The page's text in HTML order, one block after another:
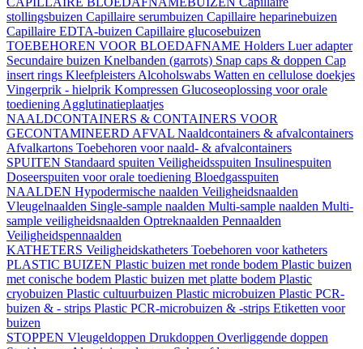
stollingsbuizen Capillaire serumbuizen Capillaire heparinebuizen
Capillaire EDTA-buizen Capillaire glucosebuizen
TOEBEHOREN VOOR BLOEDAFNAME Holders Luer adapter
Secundaire buizen Knelbanden (garrots) Snap caps & doppen Cap
insert rings Kleefpleisters Alcoholswabs Watten en cellulose doekjes
Vingerprik - hielprik Kompressen Glucoseoplossing voor orale
toediening Agglutinatieplaatjes
NAALDCONTAINERS & CONTAINERS VOOR
GECONTAMINEERD AFVAL Naaldcontainers & afvalcontainers
Afvalkartons Toebehoren voor naald- & afvalcontainers
SPUITEN Standaard spuiten Veiligheidsspuiten Insulinespuiten
Doseerspuiten voor orale toediening Bloedgasspuiten
NAALDEN Hypodermische naalden Veiligheidsnaalden
Vleugelnaalden Single-sample naalden Multi-sample naalden Multi-
sample veiligheidsnaalden Optreknaalden Pennaalden
Veiligheidspennaalden
KATHETERS Veiligheidskatheters Toebehoren voor katheters
PLASTIC BUIZEN Plastic buizen met ronde bodem Plastic buizen
met conische bodem Plastic buizen met platte bodem Plastic
cryobuizen Plastic cultuurbuizen Plastic microbuizen Plastic PCR-
buizen & - strips Plastic PCR-microbuizen & -strips Etiketten voor
buizen
STOPPEN Vleugeldoppen Drukdoppen Overliggende doppen